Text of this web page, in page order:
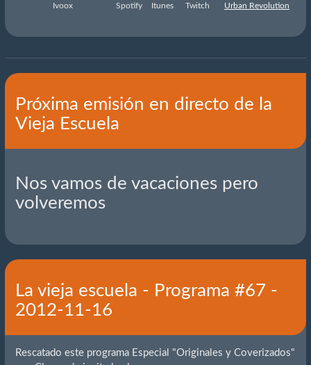
Ivoox Spotify Itunes Twitch Urban Revolution
Próxima emisión en directo de la
Vieja Escuela
Nos vamos de vacaciones pero
volveremos
La vieja escuela - Programa #67 -
2012-11-16
Rescatado este programa Especial "Originales y Coverizados"